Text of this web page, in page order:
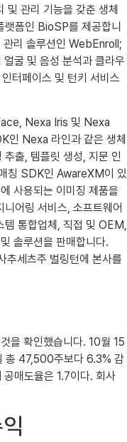
및 관리 기능을 갖춘 생체
랫폼인 BioSP를 제공합니
관리 솔루션인 WebEnroll;
굴 및 음성 분석과 클라우
터페이스 및 턴키 서비스
Nexa Iris 및 Nexa
인 Nexa 라인과 같은 생체
출, 템플릿 생성, 지문 인
칭 SDK인 AwareXM이 있
사용되는 이미징 제품을
어링 서비스, 소프트웨어
템 통합업체, 직접 및 OEM,
솔루션을 판매합니다.
세츠주 벌링턴에 본사를
을 확인했습니다. 10월 15
총 47,500주보다 6.3% 감
매도율은 1.7이다. 회사